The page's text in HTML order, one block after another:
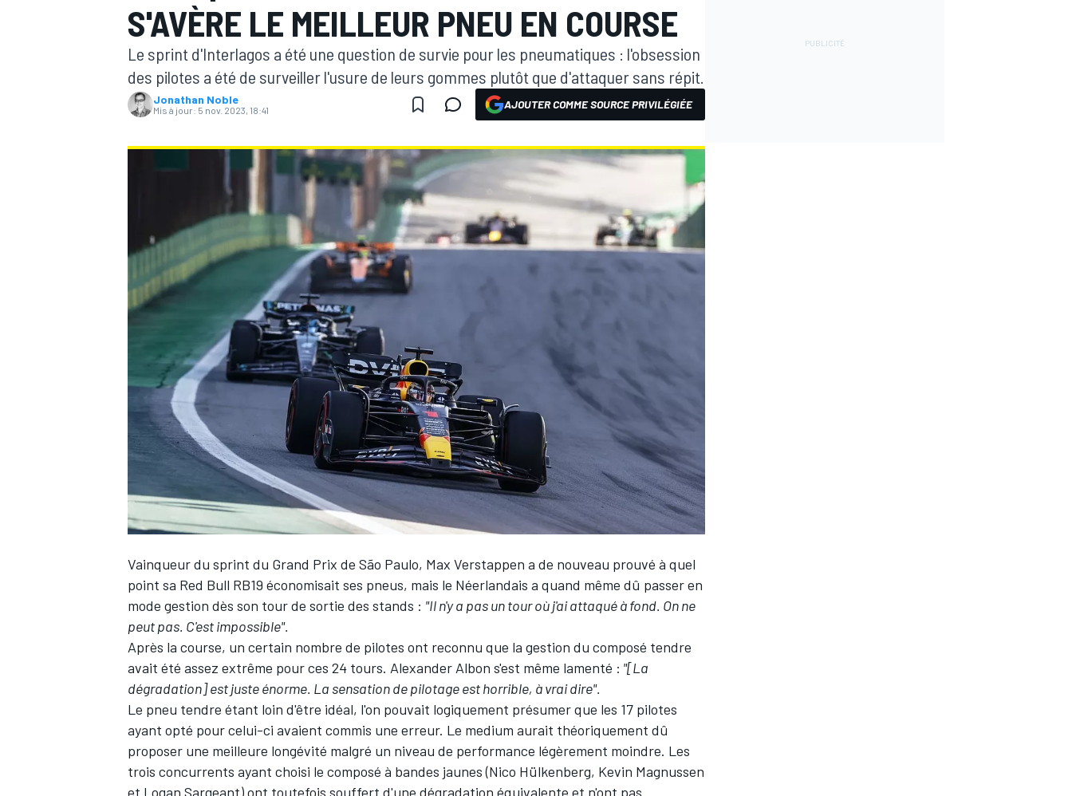
WRC
WEC
S'AVÈRE LE MEILLEUR PNEU EN COURSE
Le sprint d'Interlagos a été une question de survie pour les pneumatiques : l'obsession
des pilotes a été de surveiller l'usure de leurs gommes plutôt que d'attaquer sans répit.
Jonathan Noble
Mis à jour: 5 nov. 2023, 18:41 AJOUTER COMME SOURCE PRIVILÉGIÉE
Vainqueur du sprint du Grand Prix de São Paulo, Max Verstappen a de nouveau prouvé à quel
point sa Red Bull RB19 économisait ses pneus, mais le Néerlandais a quand même dû passer en
mode gestion dès son tour de sortie des stands : "Il n'y a pas un tour où j'ai attaqué à fond. On ne
peut pas. C'est impossible".
Après la course, un certain nombre de pilotes ont reconnu que la gestion du composé tendre
avait été assez extrême pour ces 24 tours. Alexander Albon s'est même lamenté : "[La
dégradation] est juste énorme. La sensation de pilotage est horrible, à vrai dire".
Le pneu tendre étant loin d'être idéal, l'on pouvait logiquement présumer que les 17 pilotes
ayant opté pour celui-ci avaient commis une erreur. Le medium aurait théoriquement dû
proposer une meilleure longévité malgré un niveau de performance légèrement moindre. Les
trois concurrents ayant choisi le composé à bandes jaunes (Nico Hülkenberg, Kevin Magnussen
et Logan Sargeant) ont toutefois souffert d'une dégradation équivalente et n'ont pas